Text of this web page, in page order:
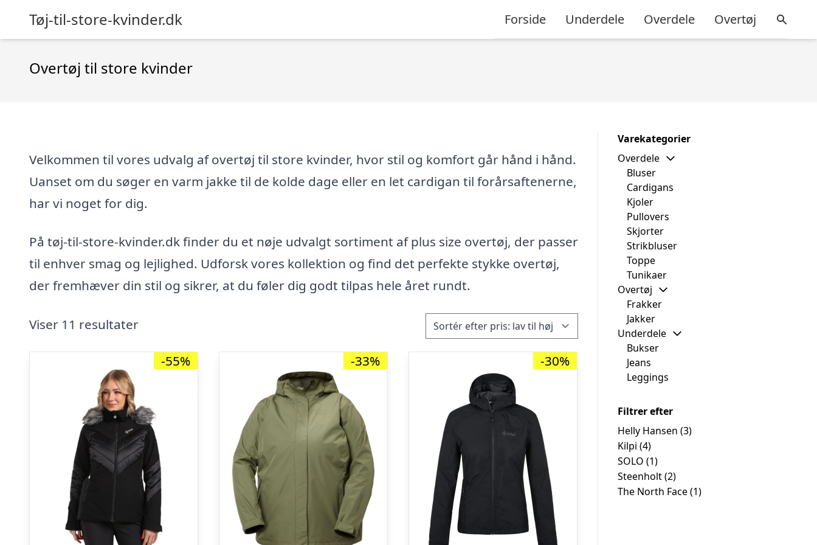
Tøj-til-store-kvinder.dk Forside Underdele Overdele Overtøj
Overtøj til store kvinder
Velkommen til vores udvalg af overtøj til store kvinder, hvor stil og komfort går hånd i hånd.
Uanset om du søger en varm jakke til de kolde dage eller en let cardigan til forårsaftenerne,
har vi noget for dig.
På tøj-til-store-kvinder.dk finder du et nøje udvalgt sortiment af plus size overtøj, der passer
til enhver smag og lejlighed. Udforsk vores kollektion og find det perfekte stykke overtøj,
der fremhæver din stil og sikrer, at du føler dig godt tilpas hele året rundt.
Viser 11 resultater
-55% -33% -30%
Varekategorier
Overdele
Bluser
Cardigans
Kjoler
Pullovers
Skjorter
Strikbluser
Toppe
Tunikaer
Overtøj
Frakker
Jakker
Underdele
Bukser
Jeans
Leggings
Filtrer efter
Helly Hansen (3)
Kilpi (4)
SOLO (1)
Steenholt(2)
The North Face(1)